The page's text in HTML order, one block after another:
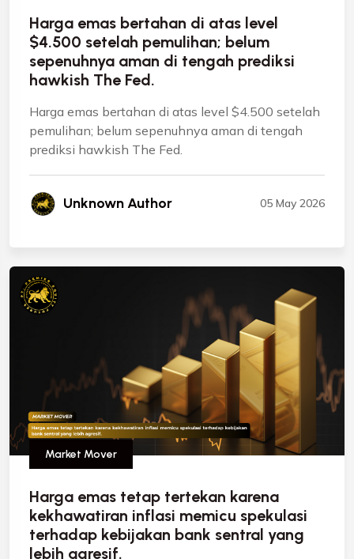
Harga emas bertahan di atas level
$4.500 setelah pemulihan; belum
sepenuhnya aman di tengah prediksi
hawkish The Fed.
Harga emas bertahan di atas level $4.500 setelah
pemulihan; belum sepenuhnya aman di tengah
prediksi hawkish The Fed.
Unknown Author 05 May 2026
Market Mover
Harga emas tetap tertekan karena
kekhawatiran inflasi memicu spekulasi
terhadap kebijakan bank sentral yang
lebih agresif.